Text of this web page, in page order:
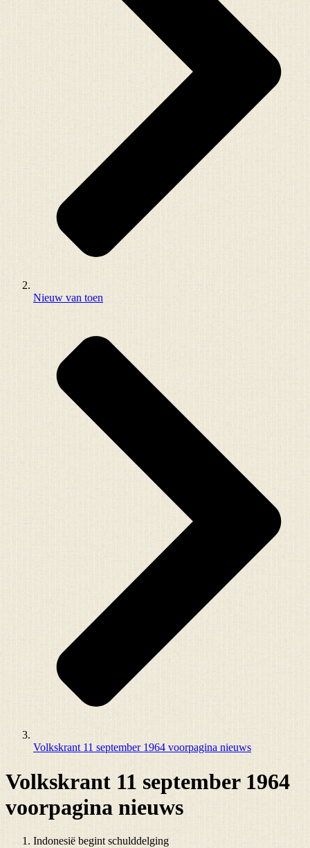
Nieuw van toen
Volkskrant 11 september 1964 voorpagina nieuws
Volkskrant 11 september 1964
voorpagina nieuws
Indonesië begint schulddelging